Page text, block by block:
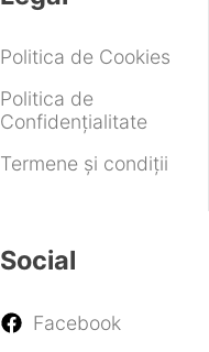
Politica de Cookies
Politica de
Confidențialitate
Termene și condiții
Social
Facebook